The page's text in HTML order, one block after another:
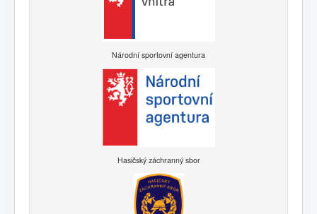
Národní sportovní agentura
Hasičský záchranný sbor